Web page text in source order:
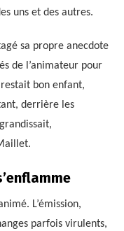
uns et des autres.
sa propre anecdote
de l’animateur pour
bon enfant,
derrière les
L’émission,
parfois virulents,